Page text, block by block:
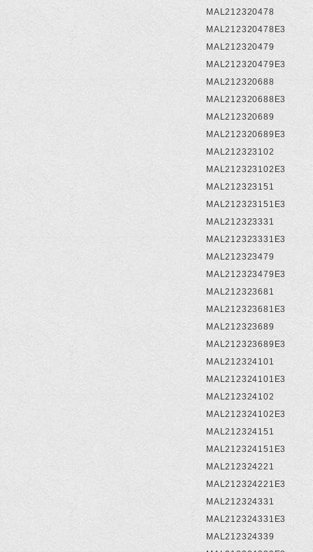
MAL212320478
MAL212320478E3
MAL212320479
MAL212320479E3
MAL212320688
MAL212320688E3
MAL212320689
MAL212320689E3
MAL212323102
MAL212323102E3
MAL212323151
MAL212323151E3
MAL212323331
MAL212323331E3
MAL212323479
MAL212323479E3
MAL212323681
MAL212323681E3
MAL212323689
MAL212323689E3
MAL212324101
MAL212324101E3
MAL212324102
MAL212324102E3
MAL212324151
MAL212324151E3
MAL212324221
MAL212324221E3
MAL212324331
MAL212324331E3
MAL212324339